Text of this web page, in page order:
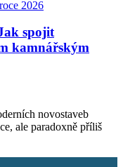
spojit
kamnářským
novostaveb
ale paradoxně příliš